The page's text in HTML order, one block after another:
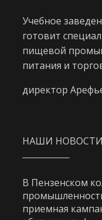
Учебное
готовит
пищевой
питания и
директор
НАШИ НОВОСТИ
В Пензенском
приемная